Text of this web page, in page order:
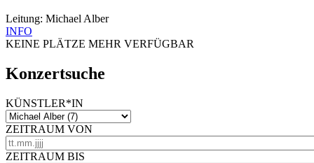
Leitung: Michael Alber
INFO
KEINE PLÄTZE MEHR VERFÜGBAR
Konzertsuche
KÜNSTLER*IN
ZEITRAUM VON
ZEITRAUM BIS